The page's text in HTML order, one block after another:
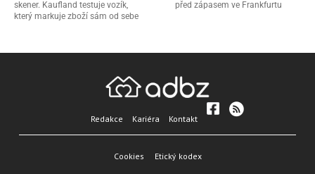
skener. Kaufland testuje vozík,
který markuje zboží sám od sebe
před zápasem ve Frankfurtu
Redakce Kariéra Kontakt
Cookies Etický kodex